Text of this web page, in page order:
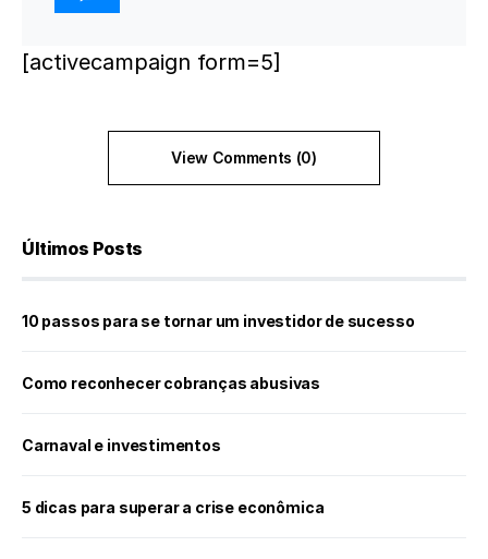
[activecampaign form=5]
View Comments (0)
Últimos Posts
10 passos para se tornar um investidor de sucesso
Como reconhecer cobranças abusivas
Carnaval e investimentos
5 dicas para superar a crise econômica